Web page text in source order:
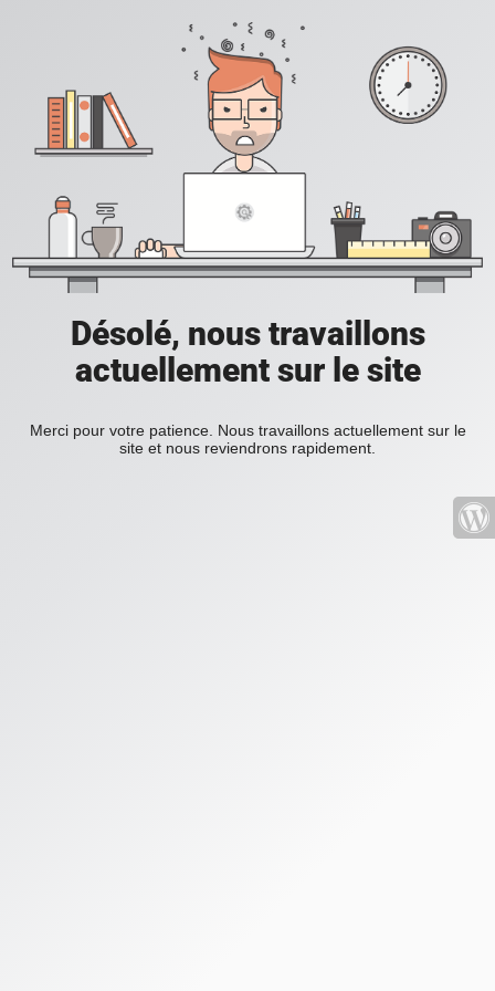
Désolé, nous travaillons
actuellement sur le site
Merci pour votre patience. Nous travaillons actuellement sur le
site et nous reviendrons rapidement.